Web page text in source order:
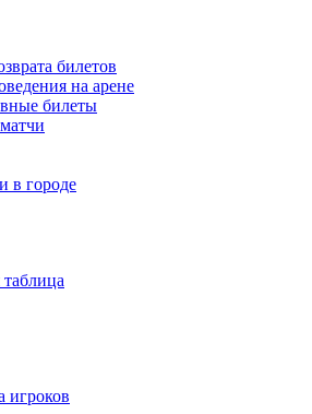
билетов
на арене
билеты
в городе
игроков